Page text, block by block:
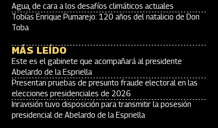
Agua, de cara a los desafíos climáticos actuales
Tobías Enrique Pumarejo: 120 años del natalicio de Don
Toba
MÁS LEÍDO
Este es el gabinete que acompañará al presidente
Abelardo de la Espriella
Presentan pruebas de presunto fraude electoral en las
elecciones presidenciales de 2026
Inravisión tuvo disposición para transmitir la posesión
presidencial de Abelardo de la Espriella